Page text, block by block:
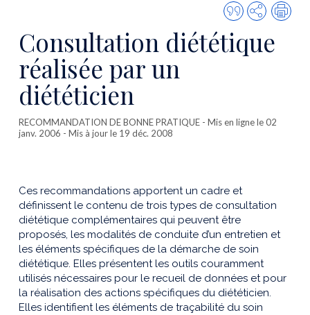
Citer
cette
publication
Partager
Consultation diététique
réalisée par un
diététicien
RECOMMANDATION DE BONNE PRATIQUE - Mis en ligne le 02
janv. 2006 - Mis à jour le 19 déc. 2008
Ces recommandations apportent un cadre et
définissent le contenu de trois types de consultation
diététique complémentaires qui peuvent être
proposés, les modalités de conduite d’un entretien et
les éléments spécifiques de la démarche de soin
diététique. Elles présentent les outils couramment
utilisés nécessaires pour le recueil de données et pour
la réalisation des actions spécifiques du diététicien.
Elles identifient les éléments de traçabilité du soin